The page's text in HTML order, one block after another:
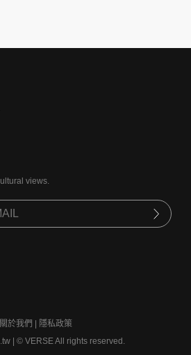
views.
關於我們
隱私政策
© VERSE All rights reserved.